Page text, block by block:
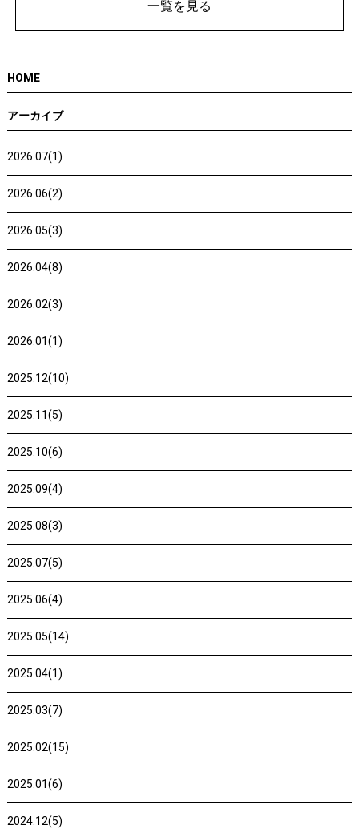
一覧を見る
HOME
アーカイブ
2026.07(1)
2026.06(2)
2026.05(3)
2026.04(8)
2026.02(3)
2026.01(1)
2025.12(10)
2025.11(5)
2025.10(6)
2025.09(4)
2025.08(3)
2025.07(5)
2025.06(4)
2025.05(14)
2025.04(1)
2025.03(7)
2025.02(15)
2025.01(6)
2024.12(5)